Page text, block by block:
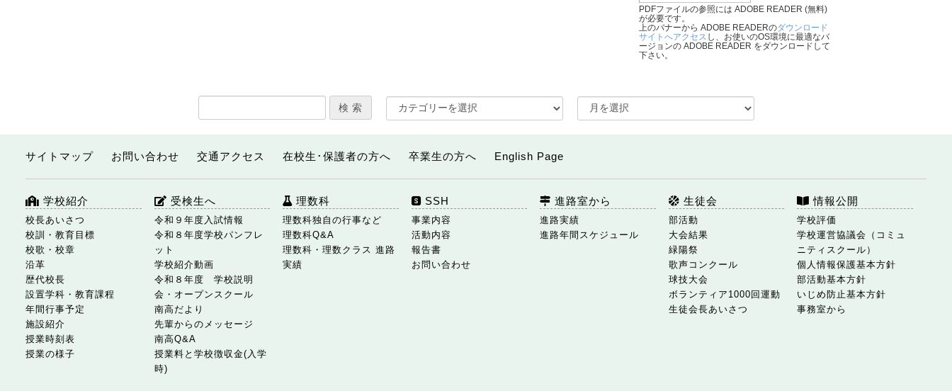
PDFファイルの参照には ADOBE READER (無料)
が必要です。
上のバナーから ADOBE READERのダウンロード
サイトへアクセス し、お使いのOS環境に最適なバ
ージョンの ADOBE READER をダウンロードして
下さい。
サイトマップ お問い合わせ 交通アクセス 在校生･保護者の方へ 卒業生の方へ English Page
学校紹介
校長あいさつ
校訓・教育目標
校歌・校章
沿革
歴代校長
設置学科・教育課程
年間行事予定
施設紹介
授業時刻表
授業の様子
受検生へ
令和９年度入試情報
令和８年度学校パンフレ
ット
学校紹介動画
令和８年度 学校説明
会・オープンスクール
南高だより
先輩からのメッセージ
南高Q&A
授業料と学校徴収金(入学
時)
理数科
理数科独自の行事など
理数科Q&A
理数科・理数クラス 進路
実績
SSH
事業内容
活動内容
報告書
お問い合わせ
進路室から
進路実績
進路年間スケジュール
生徒会
部活動
大会結果
緑陽祭
歌声コンクール
球技大会
ボランティア1000回運動
生徒会長あいさつ
情報公開
学校評価
学校運営協議会（コミュ
ニティスクール）
個人情報保護基本方針
部活動基本方針
いじめ防止基本方針
事務室から